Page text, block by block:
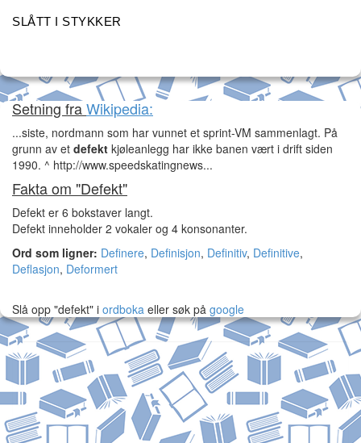
SLÅTT I STYKKER
Setning fraWikipedia:
...siste, nordmann som har vunnet et sprint-VM sammenlagt. På
grunn av et defekt kjøleanlegg har ikke banen vært i drift siden
1990. ^ http://www.speedskatingnews...
Fakta om "Defekt"
Defekt er 6 bokstaver langt.
Defekt inneholder 2 vokaler og 4 konsonanter.
Ord som ligner: Definere, Definisjon, Definitiv, Definitive,
Deflasjon, Deformert
Slå opp "defekt" i ordboka eller søk på google